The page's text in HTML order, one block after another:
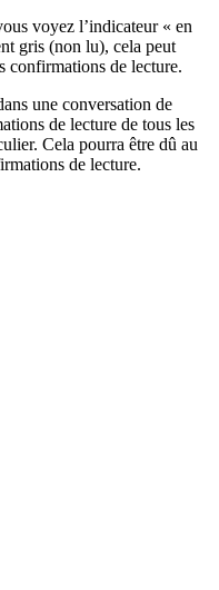
voyez l’indicateur « en
gris (non lu), cela peut
confirmations de lecture.
une conversation de
de lecture de tous les
Cela pourra être dû au
de lecture.